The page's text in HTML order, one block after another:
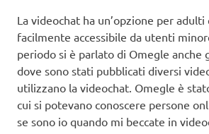
La videochat ha un’opzione per adulti
facilmente accessibile da utenti
periodo si è parlato di Omegle anche
dove sono stati pubblicati diversi
utilizzano la videochat. Omegle è
cui si potevano conoscere persone
se sono io quando mi beccate in